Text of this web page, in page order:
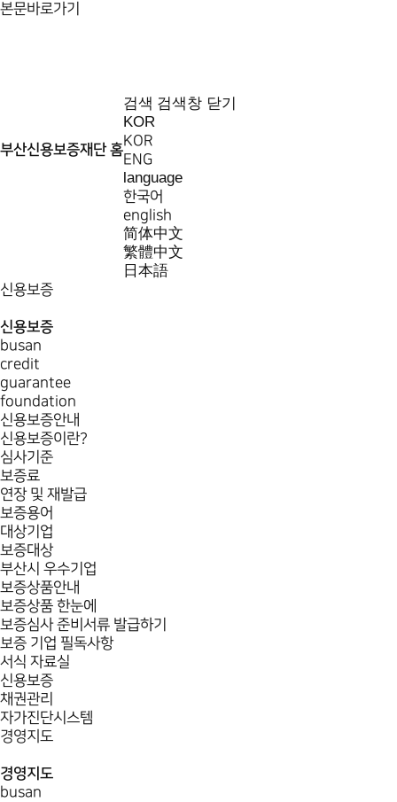
본문바로가기
부산신용보증재단 홈
검색 검색창 닫기
KOR
KOR
ENG
language
한국어
english
简体中文
繁體中文
日本語
신용보증
신용보증
busan
credit
guarantee
foundation
신용보증안내
신용보증이란?
심사기준
보증료
연장 및 재발급
보증용어
대상기업
보증대상
부산시 우수기업
보증상품안내
보증상품 한눈에
보증심사 준비서류 발급하기
보증 기업 필독사항
서식 자료실
신용보증
채권관리
자가진단시스템
경영지도
경영지도
busan